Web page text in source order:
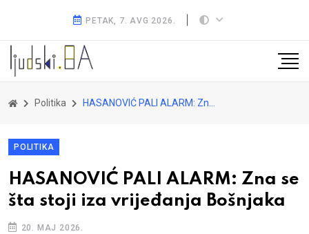
PETAK, 7. AVG 2026.
Politika HASANOVIĆ PALI ALARM: Zna se šta stoji iza vrijeđanja Bošnjaka
POLITIKA
HASANOVIĆ PALI ALARM: Zna se
šta stoji iza vrijeđanja Bošnjaka
20. MAJ 2026.